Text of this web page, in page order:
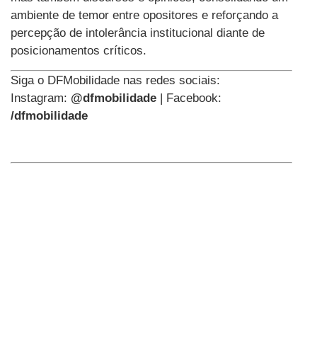
ambiente de temor entre opositores e reforçando a
percepção de intolerância institucional diante de
posicionamentos críticos.
Siga o DFMobilidade nas redes sociais:
Instagram: @dfmobilidade | Facebook:
/dfmobilidade